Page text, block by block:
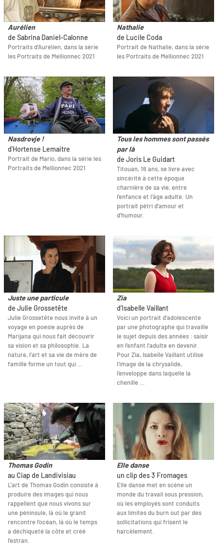
Aurélien
de Sabrina Daniel-Calonne
Portraits d'Aurélien, dans la série
les Portraits de Mellionnec 2021
Nathalie
de Lucile Coda
Portrait de Nathalie, dans la série
les Portraits de Mellionnec 2021
Nasdrovje !
d'Hortense Lemaitre
Portrait de Mario, dans la série les
Portraits de Mellionnec 2021
Tous les hommes sont passés
par là
de Joris Le Guidart
Titouan, 16 ans, se livre avec
sincérité à cette époque
charnière de sa vie, entre
l’enfance et l’âge adulte. Un
portrait pétri d’amour et
d’humour.
Juste une particule
de Julie Grossetête
Julie Grossetête nous invite à un
voyage en poésie auprès de
Marijana qui nous fait découvrir
sa vision et sa philosophie. La
nature, l’art et sa vie de mère de
famille forme un tout qui …
Zia
d'Isabelle Vaillant
Voici un portrait d’adolescente
par une photographe qui travaille
le sujet depuis des années : saisir
en l’enfant l’adulte en devenir.
Pour Zia, Isabelle Vaillant utilise
l’image de la chrysalide,
l’enveloppe dans laquelle la
chenille …
Thomas Godin
au Ciap de Landivisiau
L'art de Thomas Godin consiste à
produire des images qui nous
rappellent que nous vivons sur
une péninsule, là où le granit
rencontre l'océan, là où le temps
a déchiqueté la côte et créé
l'estran.
Elle danse
un clip des 3 Fromages
Elle danse met en scène un
monde du travail sous pression,
où les employés sont conduits
aux limites du burn out par des
sollicitations qui frisent le
harcèlement.